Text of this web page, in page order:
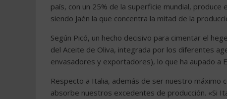
país, con un 25% de la superficie mundial,
siendo Jaén la que concentra la mitad de la
Según Picó, un hecho decisivo para cimentar el
del Aceite de Oliva, integrada por los diferentes
envasadores y exportadores), lo que ha aupado a
Respecto a Italia, además de ser nuestro máximo
absorbe nuestros excedentes de producción. «Si